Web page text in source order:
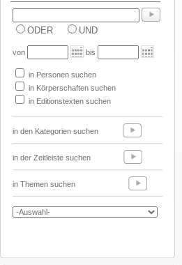
ODER UND
von bis
in Personen suchen
in Körperschaften suchen
in Editionstexten suchen
in den Kategorien suchen
in der Zeitleiste suchen
in Themen suchen